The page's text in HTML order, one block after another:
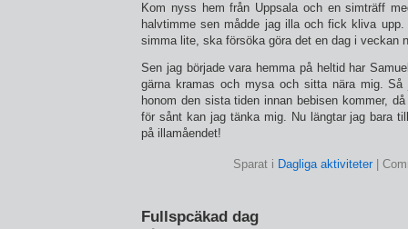
Kom nyss hem från Uppsala och en simträff
halvtimme sen mådde jag illa och fick kliva
simma lite, ska försöka göra det en dag i veckan
Sen jag började vara hemma på heltid har
gärna kramas och mysa och sitta nära mig.
honom den sista tiden innan bebisen kommer,
för sånt kan jag tänka mig. Nu längtar jag bara
på illamåendet!
Sparat i Dagliga aktiviteter|
Fullspcäkad dag